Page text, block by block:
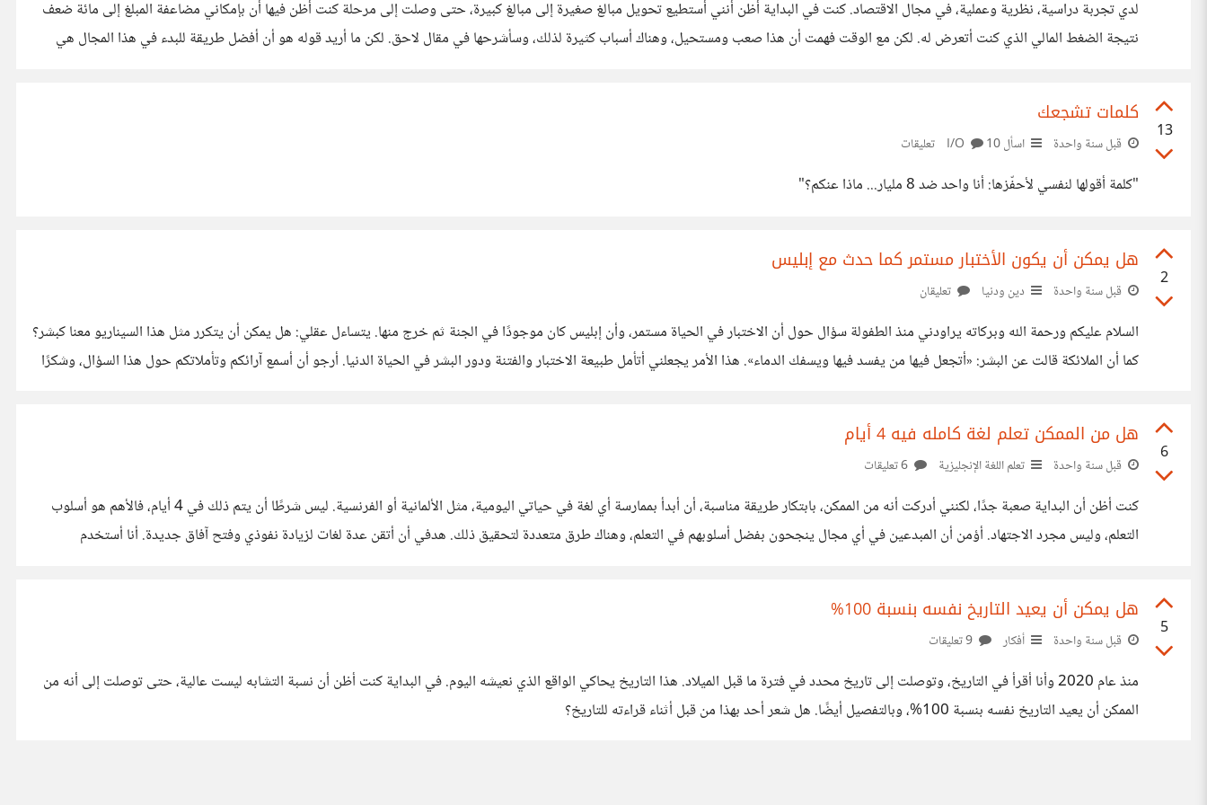
لدي تجربة دراسية، نظرية وعملية، في مجال الاقتصاد. كنت في البداية أظن أنني أستطيع تحويل مبالغ صغيرة إلى مبالغ كبيرة، حتى وصلت إلى مرحلة كنت أظن فيها أن بإمكاني مضاعفة المبلغ إلى مائة ضعف
نتيجة الضغط المالي الذي كنت أتعرض له. لكن مع الوقت فهمت أن هذا صعب ومستحيل، وهناك أسباب كثيرة لذلك، وسأشرحها في مقال لاحق. لكن ما أريد قوله هو أن أفضل طريقة للبدء في هذا المجال هي
13
كلمات تشجعك
قبل سنة واحدة اسأل I/O10 تعليقات
"كلمة أقولها لنفسي لأحفّزها: أنا واحد ضد 8 مليار... ماذا عنكم؟"
2
هل يمكن أن يكون الأختبار مستمر كما حدث مع إبليس
قبل سنة واحدة دين ودنيا تعليقان
السلام عليكم ورحمة الله وبركاته يراودني منذ الطفولة سؤال حول أن الاختبار في الحياة مستمر، وأن إبليس كان موجودًا في الجنة ثم خرج منها. يتساءل عقلي: هل يمكن أن يتكرر مثل هذا السيناريو معنا كبشر؟
كما أن الملائكة قالت عن البشر: «أتجعل فيها من يفسد فيها ويسفك الدماء». هذا الأمر يجعلني أتأمل طبيعة الاختبار والفتنة ودور البشر في الحياة الدنيا. أرجو أن أسمع آرائكم وتأملاتكم حول هذا السؤال، وشكرًا
6
هل من الممكن تعلم لغة كامله فيه 4 أيام
قبل سنة واحدة تعلم اللغة الإنجليزية
كنت أظن أن البداية صعبة جدًا، لكنني أدركت أنه من الممكن، بابتكار طريقة مناسبة، أن أبدأ بممارسة أي لغة في حياتي اليومية، مثل الألمانية أو الفرنسية. ليس شرطًا أن يتم ذلك في 4 أيام، فالأهم هو أسلوب
التعلم، وليس مجرد الاجتهاد. أؤمن أن المبدعين في أي مجال ينجحون بفضل أسلوبهم في التعلم، وهناك طرق متعددة لتحقيق ذلك. هدفي أن أتقن عدة لغات لزيادة نفوذي وفتح آفاق جديدة. أنا أستخدم
5
هل يمكن أن يعيد التاريخ نفسه بنسبة 100%
قبل سنة واحدة أفكار
منذ عام 2020 وأنا أقرأ في التاريخ، وتوصلت إلى تاريخ محدد في فترة ما قبل الميلاد. هذا التاريخ يحاكي الواقع الذي نعيشه اليوم. في البداية كنت أظن أن نسبة التشابه ليست عالية، حتى توصلت إلى أنه من
الممكن أن يعيد التاريخ نفسه بنسبة 100%، وبالتفصيل أيضًا. هل شعر أحد بهذا من قبل أثناء قراءته للتاريخ؟